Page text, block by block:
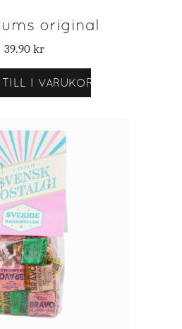
I VARUKORG
original
39.90 kr